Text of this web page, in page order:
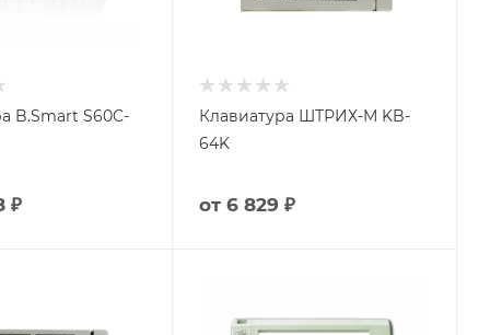
B.Smart S60C-
₽
Клавиатура ШТРИХ-М KB-
64K
от6 829 ₽